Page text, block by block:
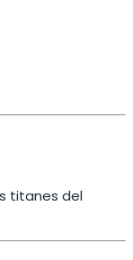
titanes del